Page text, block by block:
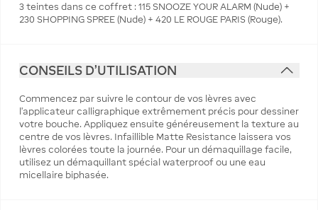
3 teintes dans ce coffret : 115 SNOOZE YOUR ALARM (Nude) +
230 SHOPPING SPREE (Nude) + 420 LE ROUGE PARIS (Rouge).
CONSEILS D'UTILISATION
Commencez par suivre le contour de vos lèvres avec
l'applicateur calligraphique extrêmement précis pour dessiner
votre bouche. Appliquez ensuite généreusement la texture au
centre de vos lèvres. Infaillible Matte Resistance laissera vos
lèvres colorées toute la journée. Pour un démaquillage facile,
utilisez un démaquillant spécial waterproof ou une eau
micellaire biphasée.